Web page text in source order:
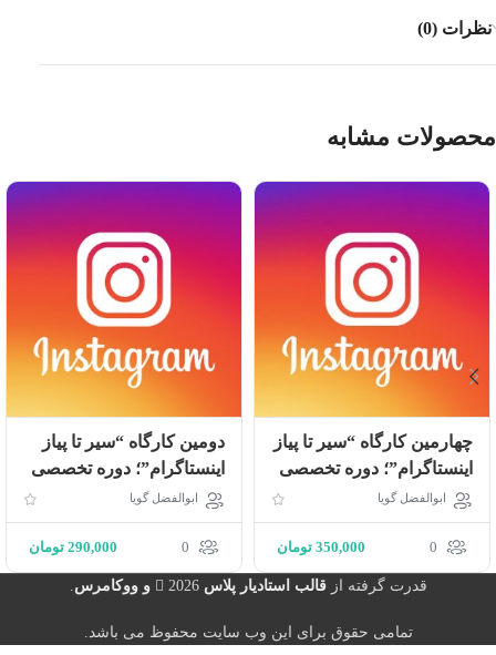
نظرات (0)
محصولات مشابه
چهارمین کارگاه “سير تا پياز
اينستاگرام”؛ دوره تخصصى
كسب درآمد از اينستاگرام
(حضوری)
ابوالفضل گویا
0
350,000 تومان
دومین کارگاه “سير تا پياز
اينستاگرام”؛ دوره تخصصى
كسب درآمد از اينستاگرام
(حضوری)
ابوالفضل گویا
0
290,000 تومان
قدرت گرفته ازقالب استادیار پلاس2026 و ووکامرس
تمامی حقوق برای این وب سایت محفوظ می باشد.